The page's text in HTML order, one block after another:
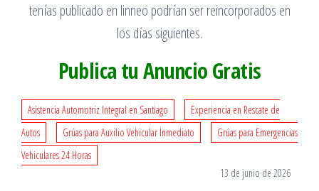
tenías publicado en linneo podrían ser reincorporados en
los días siguientes.
Publica tu Anuncio Gratis
Asistencia Automotriz Integral en Santiago
Experiencia en Rescate de
Autos
Grúas para Auxilio Vehicular Inmediato
Grúas para Emergencias
Vehiculares 24 Horas
13 de junio de 2026